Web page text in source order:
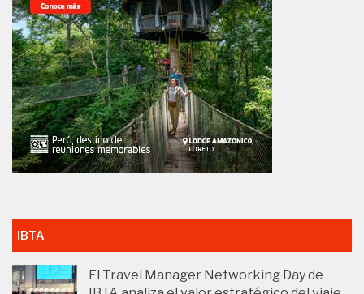
IBTA
El Travel Manager Networking Day de